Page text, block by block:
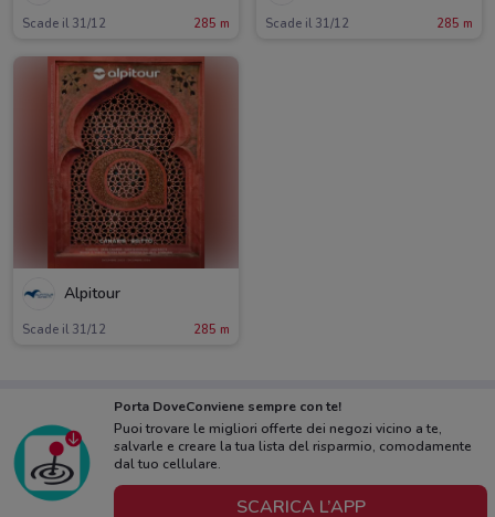
Scade il 31/12 285 m Scade il 31/12 285 m
Alpitour
Scade il 31/12 285 m
Porta DoveConviene sempre con te!
Puoi trovare le migliori offerte dei negozi vicino a te,
salvarle e creare la tua lista del risparmio, comodamente
dal tuo cellulare.
SCARICA L’APP